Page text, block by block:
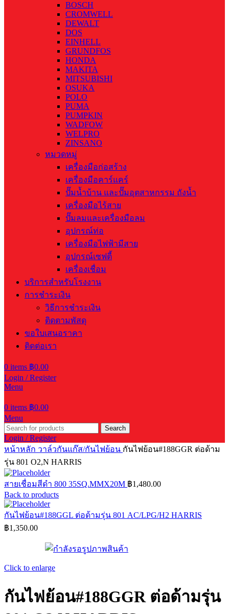
BOSCH
CROMWELL
DEWALT
DOS
EINHELL
GRUNDFOS
HONDA
MAKITA
MITSUBISHI
OSUKA
POLO
PUMA
PUMPKIN
WADFOW
WELPRO
ZINSANO
หมวดหมู่
เครื่องมือก่อสร้าง
เครื่องมือคาร์แคร์
ปั๊มน้ำบ้าน และปั๊มอุตสาหกรรม ถังน้ำ
เครื่องมือไร้สาย
ปั๊มลมและเครื่องมือลม
อุปกรณ์ท่อ
เครื่องมือไฟฟ้ามีสาย
อุปกรณ์เซฟตี้
เครื่องเชื่อม
บริการสำหรับโรงงาน
การชำระเงิน
วิธีการชำระเงิน
ติดตามพัสดุ
ขอใบเสนอราคา
ติดต่อเรา
0 items ฿0.00
Login / Register
Menu
0 items ฿0.00
Menu
Search
Login / Register
หน้าหลัก วาล์วกันแก๊ส/กันไฟย้อน กันไฟย้อน#188GGR ต่อด้าม
รุ่น 801 O2,N HARRIS
สายเชื่อมสีดำ 800 35SQ.MMX20M ฿1,480.00
Back to products
กันไฟย้อน#188GGL ต่อด้ามรุ่น 801 AC/LPG/H2 HARRIS
฿1,350.00
Click to enlarge
กันไฟย้อน#188GGR ต่อด้ามรุ่น